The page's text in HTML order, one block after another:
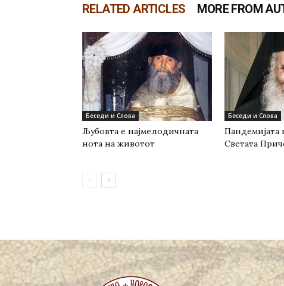
RELATED ARTICLES MORE FROM
Беседи и Слова
Љубовта е најмелодичната
нота на животот
Беседи и Слова
Пандемијата
Светата